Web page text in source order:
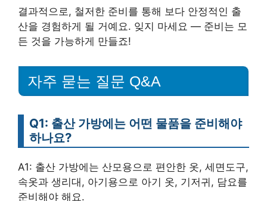
결과적으로, 철저한 준비를 통해 보다 안정적인 출
산을 경험하게 될 거예요. 잊지 마세요 — 준비는 모
든 것을 가능하게 만들죠!
자주 묻는 질문 Q&A
Q1: 출산 가방에는 어떤 물품을 준비해야
하나요?
A1: 출산 가방에는 산모용으로 편안한 옷, 세면도구,
속옷과 생리대, 아기용으로 아기 옷, 기저귀, 담요를
준비해야 해요.